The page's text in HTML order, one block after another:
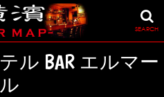
SEARCH
ル BAR エルマー
ル